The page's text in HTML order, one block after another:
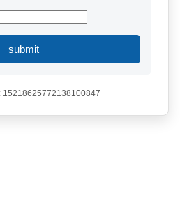
submit
15218625772138100847